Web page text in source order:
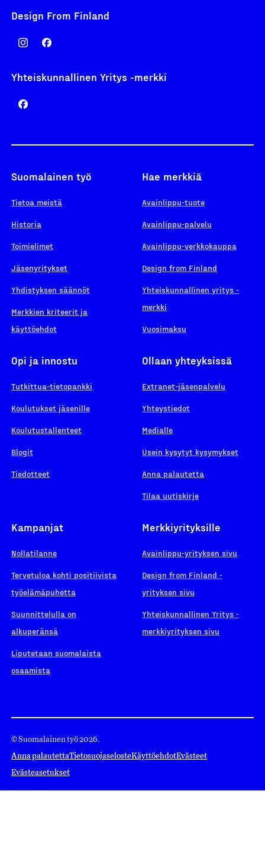
Design From Finland
Yhteiskunnallinen Yritys -merkki
Suomalainen työ
Tietoa meistä
Historia
Toimielimet
Jäsenyritykset
Yhdistyksen säännöt
Merkkien kriteerit ja
käyttöehdot
Hae merkkiä
Avainlippu-tuote
Avainlippu-palvelu
Avainlippu-verkkokauppa
Design from Finland
Yhteiskunnallinen yritys -
merkki
Vuosimaksu
Opi ja innostu
Tutkittua-tietopankki
Koulutukset jäsenille
Koulutustallenteet
Blogit
Tiedotteet
Ollaan yhteyksissä
Extranet-jäsenpalvelu
Yhteystiedot
Medialle
Usein kysytyt kysymykset
Anna palautetta
Tilaa uutiskirje
Kampanjat
Nollatilanne
Tervetuloa kohti positiivista
työelämäpuhetta
Suunnittelulla on
alkuperänsä
Liputetaan suomalaista
osaamista
Merkkiyrityksille
Avainlippu-yrityksen sivu
Design from Finland -
yrityksen sivu
Yhteiskunnallinen Yritys -
merkkiyrityksen sivu
© Suomalainen työ 2026.
Anna palautettaTietosuojaselosteKäyttöehdotEvästeet
Evästeasetukset